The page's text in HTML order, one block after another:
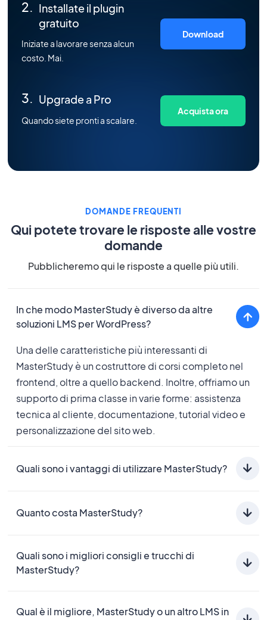
Installate il plugin
gratuito
Iniziate a lavorare senza alcun
costo. Mai.
Download
Upgrade a Pro
Quando siete pronti a scalare.
Acquista ora
DOMANDE FREQUENTI
Qui potete trovare le risposte alle vostre
domande
Pubblicheremo qui le risposte a quelle più utili.
In che modo MasterStudy è diverso da altre
soluzioni LMS per WordPress?
Una delle caratteristiche più interessanti di
MasterStudy è un costruttore di corsi completo nel
frontend, oltre a quello backend. Inoltre, offriamo un
supporto di prima classe in varie forme: assistenza
tecnica al cliente, documentazione, tutorial video e
personalizzazione del sito web.
Quali sono i vantaggi di utilizzare MasterStudy?
sito di formazione online per vendere corsi, aiutando
Quanto costa MasterStudy?
vita, con tre piani per licenze singole, a cinque siti e
illimitate. Il piano più economico parte da $
maggiori dettagli.
Quali sono i migliori consigli e trucchi di
MasterStudy?
costruttore di certificati, i contenuti a goccia,
Qual è il migliore, MasterStudy o un altro LMS in